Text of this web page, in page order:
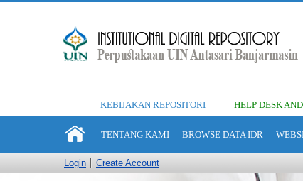
KEBIJAKAN REPOSITORI HELP DESK
TENTANG KAMI BROWSE DATA IDR
Login Create Account